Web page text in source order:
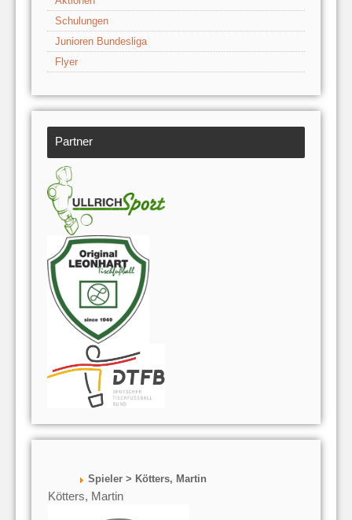
Schulungen
Junioren Bundesliga
Flyer
Partner
Spieler > Kötters, Martin
Kötters, Martin